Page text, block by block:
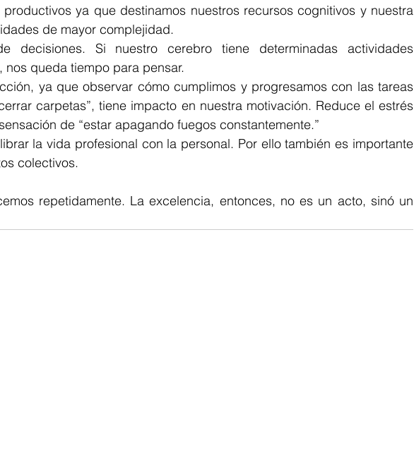
ya que destinamos nuestros recursos cognitivos y nuestra
de mayor complejidad.
decisiones. Si nuestro cerebro tiene determinadas actividades
nos queda tiempo para pensar.
ya que observar cómo cumplimos y progresamos con las tareas
carpetas”, tiene impacto en nuestra motivación. Reduce el estrés
de “estar apagando fuegos constantemente.”
la vida profesional con la personal. Por ello también es importante
colectivos.
repetidamente. La excelencia, entonces, no es un acto, sinó un